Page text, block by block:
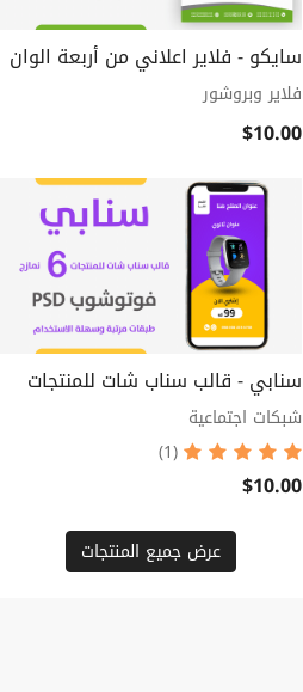
سايكو - فلاير اعلاني من أربعة الوان
فلاير وبروشور
$10.00
سنابي - قالب سناب شات للمنتجات
شبكات اجتماعية
(1)
$10.00
عرض جميع المنتجات